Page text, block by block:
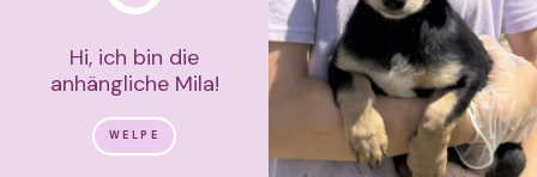
Hi, ich bin die
anhängliche Mila!
WELPE